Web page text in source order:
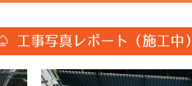
事写真レポート（施工中）